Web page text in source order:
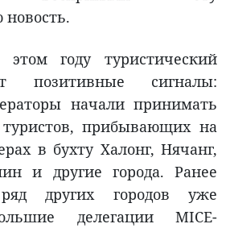
году туристический
позитивные сигналы:
начали принимать
прибывающих на
в бухту Халонг, Нячанг,
и другие города. Ранее
других городов уже
делегации MICE-